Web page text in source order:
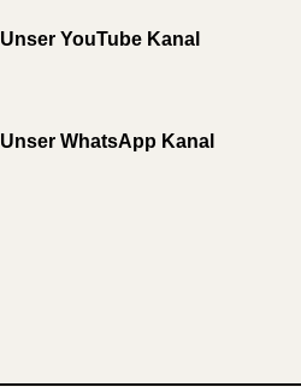
Unser YouTube Kanal
Unser WhatsApp Kanal